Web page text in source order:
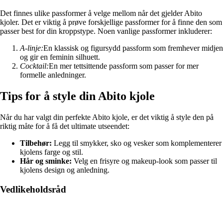
Det finnes ulike passformer å velge mellom når det gjelder Abito
kjoler. Det er viktig å prøve forskjellige passformer for å finne den som
passer best for din kroppstype. Noen vanlige passformer inkluderer:
A-linje:En klassisk og figursydd passform som fremhever midjen
og gir en feminin silhuett.
Cocktail:En mer tettsittende passform som passer for mer
formelle anledninger.
Tips for å style din Abito kjole
Når du har valgt din perfekte Abito kjole, er det viktig å style den på
riktig måte for å få det ultimate utseendet:
Tilbehør: Legg til smykker, sko og vesker som komplementerer
kjolens farge og stil.
Hår og sminke: Velg en frisyre og makeup-look som passer til
kjolens design og anledning.
Vedlikeholdsråd